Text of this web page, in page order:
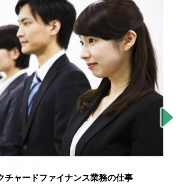
チャードファイナンス業務の仕事